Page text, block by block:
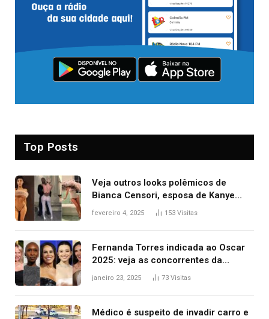
Top Posts
Veja outros looks polêmicos de
Bianca Censori, esposa de Kanye
West que apareceu nua no Grammy
fevereiro 4, 2025 153 Visitas
Fernanda Torres indicada ao Oscar
2025: veja as concorrentes da
brasileira a melhor atriz
janeiro 23, 2025 73 Visitas
Médico é suspeito de invadir carro e